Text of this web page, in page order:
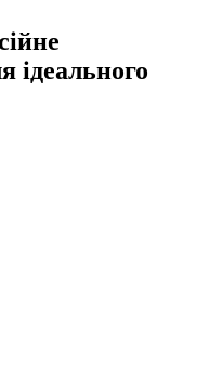
ідеального